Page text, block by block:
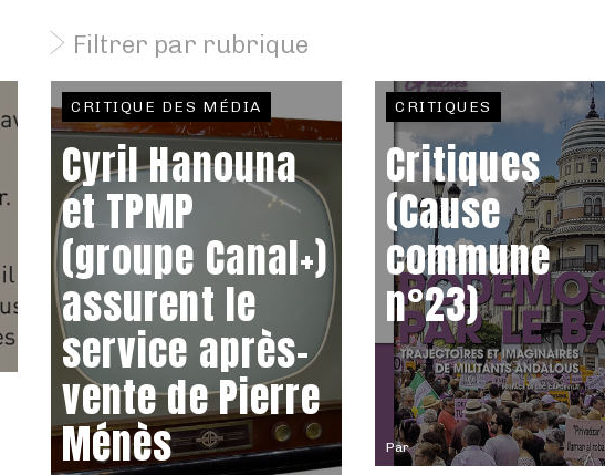
Filtrer par rubrique
CRITIQUE DES MÉDIA
Cyril Hanouna
et TPMP
(groupe Canal+)
assurent le
service après-
vente de Pierre
Ménès Par
CRITIQUES
Critiques
(Cause
commune
n°23)